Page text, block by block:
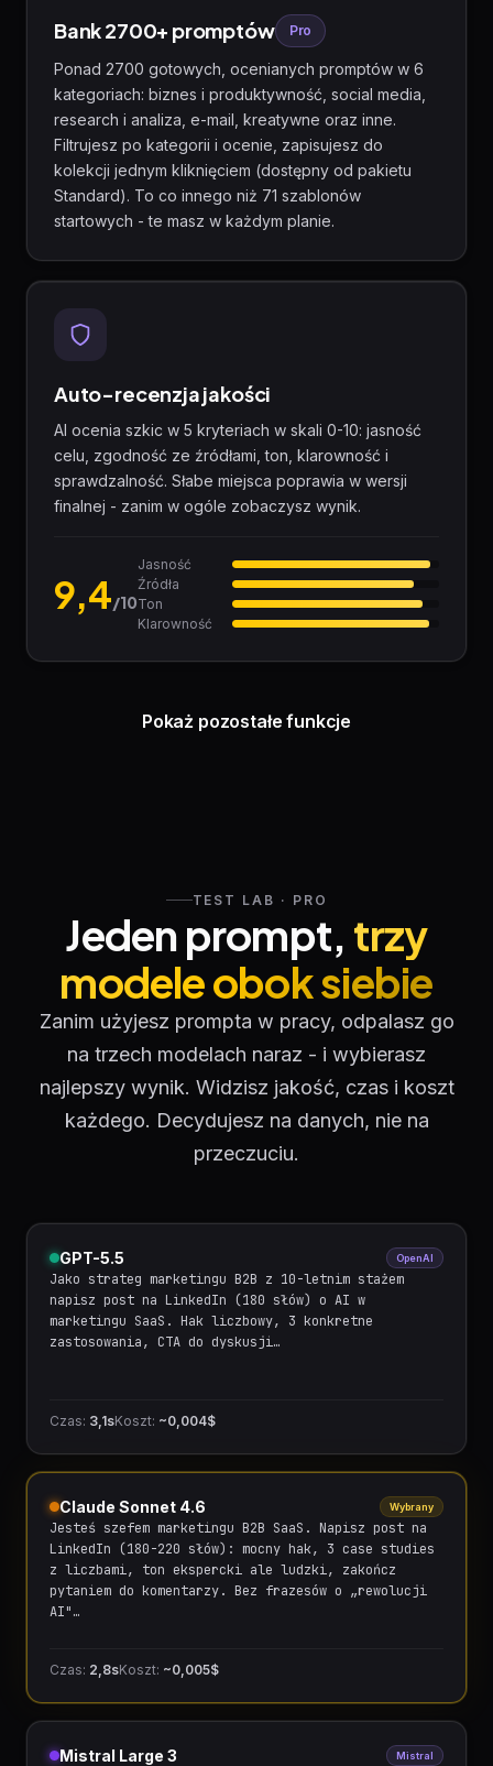
Bank 2700+ promptów Pro
Ponad 2700 gotowych, ocenianych promptów w 6
kategoriach: biznes i produktywność, social media,
research i analiza, e-mail, kreatywne oraz inne.
Filtrujesz po kategorii i ocenie, zapisujesz do
kolekcji jednym kliknięciem (dostępny od pakietu
Standard). To co innego niż 71 szablonów
startowych - te masz w każdym planie.
Auto-recenzja jakości
AI ocenia szkic w 5 kryteriach w skali 0-10: jasność
celu, zgodność ze źródłami, ton, klarowność i
sprawdzalność. Słabe miejsca poprawia w wersji
finalnej - zanim w ogóle zobaczysz wynik.
9,4/10
Jasność
Źródła
Ton
Klarowność
Pokaż pozostałe funkcje
TEST LAB · PRO
Jeden prompt, trzy
modele obok siebie
Zanim użyjesz prompta w pracy, odpalasz go
na trzech modelach naraz - i wybierasz
najlepszy wynik. Widzisz jakość, czas i koszt
każdego. Decydujesz na danych, nie na
przeczuciu.
GPT-5.5 OpenAI
Jako strateg marketingu B2B z 10-letnim stażem
napisz post na LinkedIn (180 słów) o AI w
marketingu SaaS. Hak liczbowy, 3 konkretne
zastosowania, CTA do dyskusji…
Czas: 3,1sKoszt: ~0,004$
Claude Sonnet 4.6 Wybrany
Jesteś szefem marketingu B2B SaaS. Napisz post na
LinkedIn (180-220 słów): mocny hak, 3 case studies
z liczbami, ton ekspercki ale ludzki, zakończ
pytaniem do komentarzy. Bez frazesów o „rewolucji
AI"…
Czas: 2,8sKoszt: ~0,005$
Mistral Large 3 Mistral